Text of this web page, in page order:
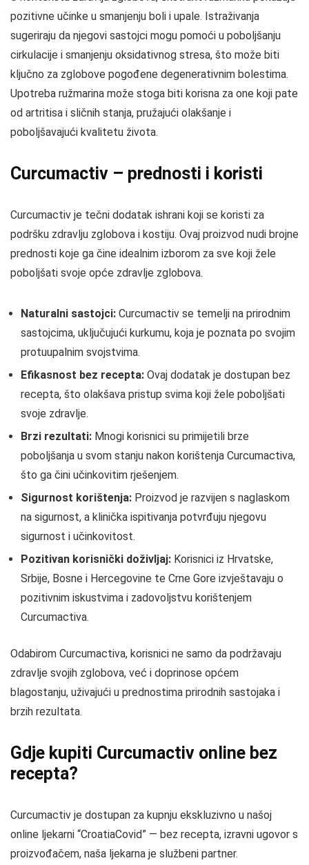
pozitivne učinke u smanjenju boli i upale. Istraživanja
sugeriraju da njegovi sastojci mogu pomoći u poboljšanju
cirkulacije i smanjenju oksidativnog stresa, što može biti
ključno za zglobove pogođene degenerativnim bolestima.
Upotreba ružmarina može stoga biti korisna za one koji pate
od artritisa i sličnih stanja, pružajući olakšanje i
poboljšavajući kvalitetu života.
Curcumactiv – prednosti i koristi
Curcumactiv je tečni dodatak ishrani koji se koristi za
podršku zdravlju zglobova i kostiju. Ovaj proizvod nudi brojne
prednosti koje ga čine idealnim izborom za sve koji žele
poboljšati svoje opće zdravlje zglobova.
Naturalni sastojci: Curcumactiv se temelji na prirodnim
sastojcima, uključujući kurkumu, koja je poznata po svojim
protuupalnim svojstvima.
Efikasnost bez recepta: Ovaj dodatak je dostupan bez
recepta, što olakšava pristup svima koji žele poboljšati
svoje zdravlje.
Brzi rezultati: Mnogi korisnici su primijetili brze
poboljšanja u svom stanju nakon korištenja Curcumactiva,
što ga čini učinkovitim rješenjem.
Sigurnost korištenja: Proizvod je razvijen s naglaskom
na sigurnost, a klinička ispitivanja potvrđuju njegovu
sigurnost i učinkovitost.
Pozitivan korisnički doživljaj: Korisnici iz Hrvatske,
Srbije, Bosne i Hercegovine te Crne Gore izvještavaju o
pozitivnim iskustvima i zadovoljstvu korištenjem
Curcumactiva.
Odabirom Curcumactiva, korisnici ne samo da podržavaju
zdravlje svojih zglobova, već i doprinose općem
blagostanju, uživajući u prednostima prirodnih sastojaka i
brzih rezultata.
Gdje kupiti Curcumactiv online bez
recepta?
Curcumactiv je dostupan za kupnju ekskluzivno u našoj
online ljekarni “CroatiaCovid” — bez recepta, izravni ugovor s
proizvođačem, naša ljekarna je službeni partner.